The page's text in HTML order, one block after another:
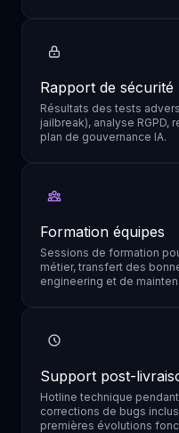
Rapport de sécurité
Résultats des tests
jailbreak), analyse
plan de gouvernance IA.
Formation équipes
Sessions de formation
métier, transfert des
engineering et de
Support post-
Hotline technique
corrections de bugs
premières évolutions